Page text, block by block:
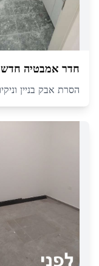
חדר אמבטיה חדש
הסרת אבק בניין